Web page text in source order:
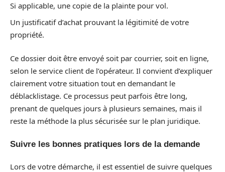
Si applicable, une copie de la plainte pour vol.
Un justificatif d’achat prouvant la légitimité de votre
propriété.
Ce dossier doit être envoyé soit par courrier, soit en ligne,
selon le service client de l’opérateur. Il convient d’expliquer
clairement votre situation tout en demandant le
déblacklistage. Ce processus peut parfois être long,
prenant de quelques jours à plusieurs semaines, mais il
reste la méthode la plus sécurisée sur le plan juridique.
Suivre les bonnes pratiques lors de la demande
Lors de votre démarche, il est essentiel de suivre quelques